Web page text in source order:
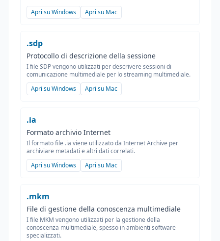
Apri su Windows
Apri su Mac
.sdp
Protocollo di descrizione della sessione
I file SDP vengono utilizzati per descrivere sessioni di
comunicazione multimediale per lo streaming multimediale.
Apri su Windows
Apri su Mac
.ia
Formato archivio Internet
Il formato file .ia viene utilizzato da Internet Archive per
archiviare metadati e altri dati correlati.
Apri su Windows
Apri su Mac
.mkm
File di gestione della conoscenza multimediale
I file MKM vengono utilizzati per la gestione della
conoscenza multimediale, spesso in ambienti software
specializzati.